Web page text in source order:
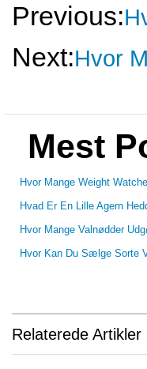
Previous:
Next:Hvor
Mest
Hvor Mange Weight
Hvad Er En Lille Agern
Hvor Mange Valnødder
Hvor Kan Du Sælge Sorte
Relaterede Artikler